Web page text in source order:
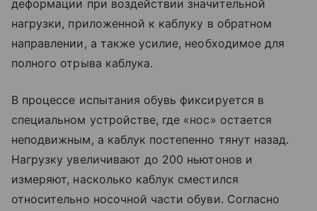
деформации при воздействии значительной
нагрузки, приложенной к каблуку в обратном
направлении, а также усилие, необходимое для
полного отрыва каблука.
В процессе испытания обувь фиксируется в
специальном устройстве, где «нос» остается
неподвижным, а каблук постепенно тянут назад.
Нагрузку увеличивают до 200 ньютонов и
измеряют, насколько каблук сместился
относительно носочной части обуви. Согласно